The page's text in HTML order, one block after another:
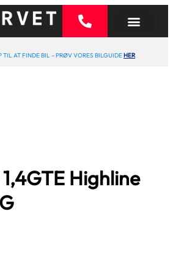
AT FINDE BIL – PRØV VORES BILGUIDEHER
1,4GTE Highline